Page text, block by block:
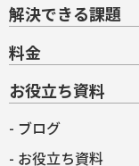
解決できる課題
料金
お役立ち資料
ブログ
お役立ち資料